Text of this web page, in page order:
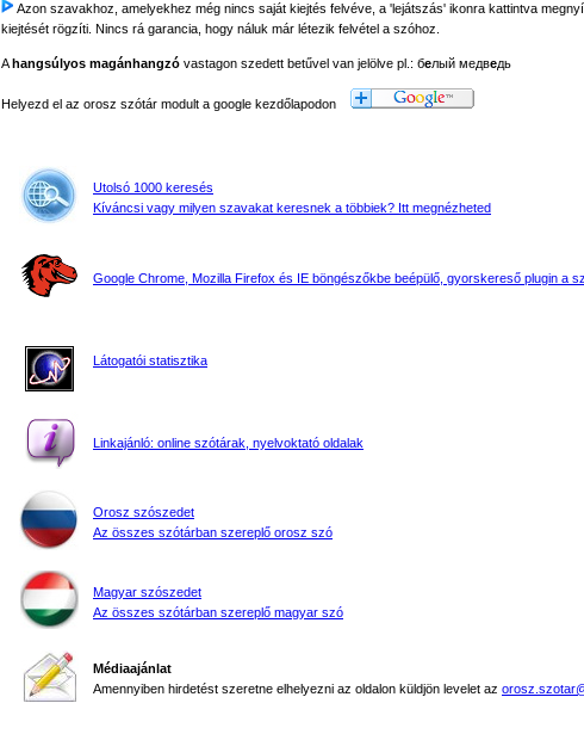
Azon szavakhoz, amelyekhez még nincs saját kiejtés felvéve, a 'lejátszás' ikonra kattintva
kiejtését rögzíti. Nincs rá garancia, hogy náluk már létezik felvétel a szóhoz.
Ahangsúlyos magánhangzó vastagon szedett betűvel van jelölve pl.: белый медведь
Helyezd el az orosz szótár modult a google kezdőlapodon
Utolsó 1000 keresés
Kíváncsi vagy milyen szavakat keresnek a többiek? Itt megnézheted
Google Chrome, Mozilla Firefox és IE böngészőkbe beépülő, gyorskereső plugin a
Látogatói statisztika
Linkajánló: online szótárak, nyelvoktató oldalak
Orosz szószedet
Az összes szótárban szereplő orosz szó
Magyar szószedet
Az összes szótárban szereplő magyar szó
Médiaajánlat
Amennyiben hirdetést szeretne elhelyezni az oldalon küldjön levelet az